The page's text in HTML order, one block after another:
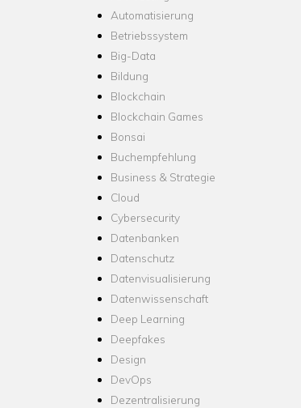
Automatisierung
Betriebssystem
Big-Data
Bildung
Blockchain
Blockchain Games
Bonsai
Buchempfehlung
Business & Strategie
Cloud
Cybersecurity
Datenbanken
Datenschutz
Datenvisualisierung
Datenwissenschaft
Deep Learning
Deepfakes
Design
DevOps
Dezentralisierung